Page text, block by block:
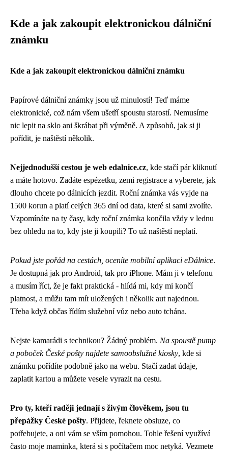
Kde a jak zakoupit elektronickou dálniční
známku
Kde a jak zakoupit elektronickou dálniční známku
Papírové dálniční známky jsou už minulostí! Teď máme
elektronické, což nám všem ušetří spoustu starostí. Nemusíme
nic lepit na sklo ani škrábat při výměně. A způsobů, jak si ji
pořídit, je naštěstí několik.
Nejjednodušší cestou je web edalnice.cz, kde stačí pár kliknutí
a máte hotovo. Zadáte espézetku, zemi registrace a vyberete, jak
dlouho chcete po dálnicích jezdit. Roční známka vás vyjde na
1500 korun a platí celých 365 dní od data, které si sami zvolíte.
Vzpomínáte na ty časy, kdy roční známka končila vždy v lednu
bez ohledu na to, kdy jste ji koupili? To už naštěstí neplatí.
Pokud jste pořád na cestách, oceníte mobilní aplikaci eDálnice.
Je dostupná jak pro Android, tak pro iPhone. Mám ji v telefonu
a musím říct, že je fakt praktická - hlídá mi, kdy mi končí
platnost, a můžu tam mít uložených i několik aut najednou.
Třeba když občas řídím služební vůz nebo auto tchána.
Nejste kamarádi s technikou? Žádný problém. Na spoustě pump
a poboček České pošty najdete samoobslužné kiosky, kde si
známku pořídíte podobně jako na webu. Stačí zadat údaje,
zaplatit kartou a můžete vesele vyrazit na cestu.
Pro ty, kteří raději jednají s živým člověkem, jsou tu
přepážky České pošty. Přijdete, řeknete obsluze, co
potřebujete, a oni vám se vším pomohou. Tohle řešení využívá
často moje maminka, která si s počítačem moc netyká. Vezmete